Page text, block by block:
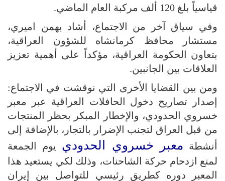
قياسياً بلغ 120 ألف مركبة العام الماضي.
وفي سياق آخر من الاجتماع، أشاد بهمن اميري،
مستشار محافظ كرمانشاه للشؤون العراقية،
بتعاون الحكومة العراقية، مؤكداً على أهمية تعزيز
العلاقات بين الجانبين.
ومن بين القضايا الأخرى التي نوقشت في الاجتماع:
إصدار تصاريح دخول الحافلات العراقية عبر معبر
خسروي الحدودي، والإخطار المبكر بحظر المنتجات
من قبل العراق لتجنب الإضرار بالتجار، بالإضافة إلى
أنشطة معبر خسروي الحدودي يوم الجمعة
لمنع ازدحام حركة الشاحنات، وذلك لكي يستعيد هذا
المعبر دوره كطريق رئيسي للتواصل بين إيران